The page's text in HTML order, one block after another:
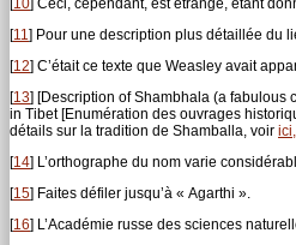
[10] Ceci, cependant, est étrange, étant
[11] Pour une description plus détaillée du
[12] C’était ce texte que Weasley avait
[13] [Description of Shambhala (a fabulous
in Tibet [Enumération des ouvrages
détails sur la tradition de Shamballa, voir
[14] L’orthographe du nom varie
[15] Faites défiler jusqu’à « Agarthi ».
[16] L’Académie russe des sciences